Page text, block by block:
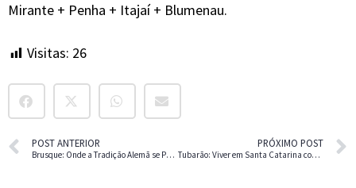
Mirante + Penha + Itajaí + Blumenau.
Visitas: 26
POST ANTERIOR
Brusque: Onde a Tradição Alemã se Preserva em Santa Catarina
PRÓXIMO POST
Tubarão: Viver em Santa Catarina com Qualidade de Vida